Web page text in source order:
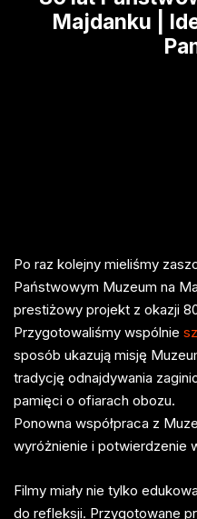
Majdanku |
Po raz kolejny mieliśmy
Państwowym Muzeum na
prestiżowy projekt z okazji
Przygotowaliśmy wspólnie
sposób ukazują misję
tradycję odnajdywania
pamięci o ofiarach obozu.
Ponowna współpraca z
wyróżnienie i potwierdzenie
Filmy miały nie tylko
do refleksji. Przygotowane